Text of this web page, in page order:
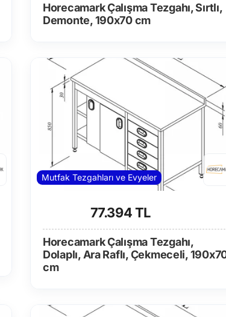
Horecamark Çalışma Tezgahı, Sırtlı,
Demonte, 190x70 cm
Mutfak Tezgahları ve Evyeler
77.394 TL
Horecamark Çalışma Tezgahı,
Dolaplı, Ara Raflı, Çekmeceli,
cm